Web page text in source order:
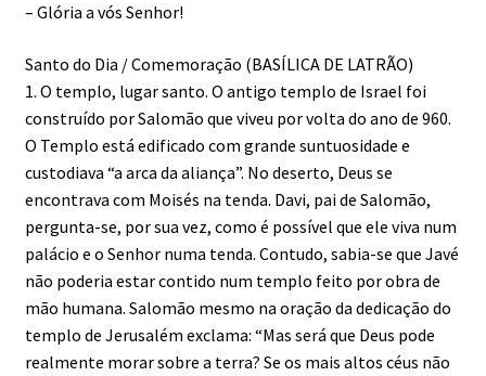
– Glória a vós Senhor!
Santo do Dia / Comemoração (BASÍLICA DE LATRÃO)
1. O templo, lugar santo. O antigo templo de Israel foi
construído por Salomão que viveu por volta do ano de 960.
O Templo está edificado com grande suntuosidade e
custodiava “a arca da aliança”. No deserto, Deus se
encontrava com Moisés na tenda. Davi, pai de Salomão,
pergunta-se, por sua vez, como é possível que ele viva num
palácio e o Senhor numa tenda. Contudo, sabia-se que Javé
não poderia estar contido num templo feito por obra de
mão humana. Salomão mesmo na oração da dedicação do
templo de Jerusalém exclama: “Mas será que Deus pode
realmente morar sobre a terra? Se os mais altos céus não